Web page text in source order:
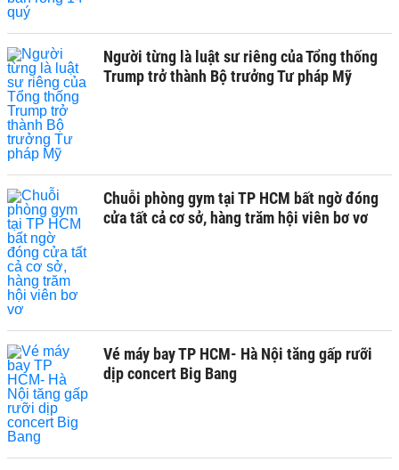
Người từng là luật sư riêng của Tổng thống
Trump trở thành Bộ trưởng Tư pháp Mỹ
Chuỗi phòng gym tại TP HCM bất ngờ đóng
cửa tất cả cơ sở, hàng trăm hội viên bơ vơ
Vé máy bay TP HCM- Hà Nội tăng gấp rưỡi
dịp concert Big Bang